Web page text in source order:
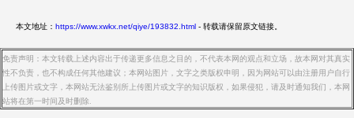
本文地址： https://www.xwkx.net/qiye/193832.html - 转载请保留原文链接。
免责声明：本文转载上述内容出于传递更多信息之目的，不代表本网的观点和立场，故本网对其真实
性不负责，也不构成任何其他建议；本网站图片，文字之类版权申明，因为网站可以由注册用户自行
上传图片或文字，本网站无法鉴别所上传图片或文字的知识版权，如果侵犯，请及时通知我们，本网
站将在第一时间及时删除.